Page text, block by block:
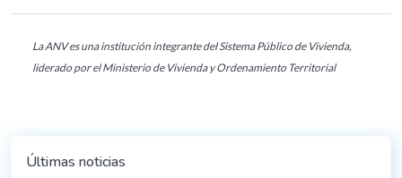
La ANV es una institución integrante del Sistema Público de Vivienda,
liderado por el Ministerio de Vivienda y Ordenamiento Territorial
Últimas noticias